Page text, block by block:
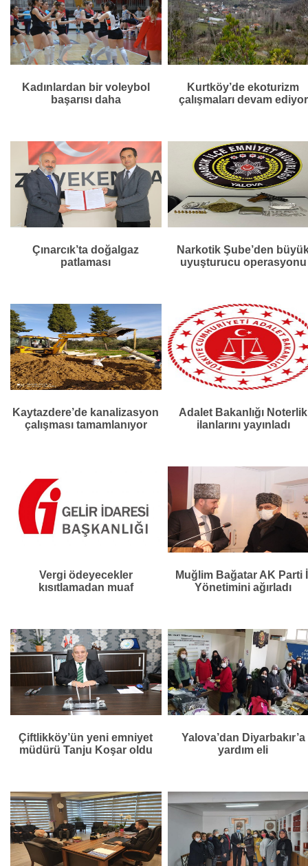
Kadınlardan bir voleybol
başarısı daha
Kurtköy’de ekoturizm
çalışmaları devam ediyor
Çınarcık’ta doğalgaz
patlaması
Narkotik Şube’den
uyuşturucu operasyonu
Kaytazdere’de kanalizasyon
çalışması tamamlanıyor
Adalet Bakanlığı Noterlik
ilanlarını yayınladı
Vergi ödeyecekler
kısıtlamadan muaf
Muğlim Bağatar AK Parti
Yönetimini ağırladı
Çiftlikköy’ün yeni emniyet
müdürü Tanju Koşar oldu
Yalova’dan Diyarbakır’a
yardım eli